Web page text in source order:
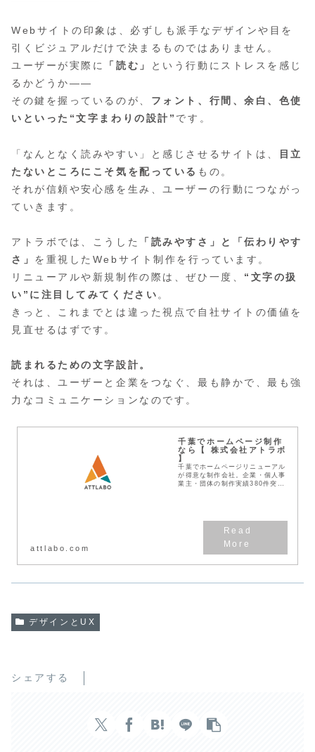
Webサイトの印象は、必ずしも派手なデザインや目を
引くビジュアルだけで決まるものではありません。
ユーザーが実際に
「読む」
という行動にストレスを感じ
るかどうか――
その鍵を握っているのが、 フォント、行間、余白、色使
いといった“文字まわりの設計” です。
「なんとなく読みやすい」と感じさせるサイトは、
目立
たないところにこそ気を配っている もの。
それが信頼や安心感を生み、ユーザーの行動につながっ
ていきます。
アトラボでは、こうした
「読みやすさ」と「伝わりやす
さ」 を重視したWebサイト制作を行っています。
リニューアルや新規制作の際は、ぜひ一度、 “文字の扱
い”に注目してみてください 。
きっと、これまでとは違った視点で自社サイトの価値を
見直せるはずです。
読まれるための文字設計。
それは、ユーザーと企業をつなぐ、最も静かで、最も強
力なコミュニケーションなのです。
千葉でホームページ制作
なら【 株式会社アトラボ
】
千葉でホームページリニューアル
が得意な制作会社。企業・個人事
業主・団体の制作実績380件突
attlabo.com
デザインとUX
シェアする